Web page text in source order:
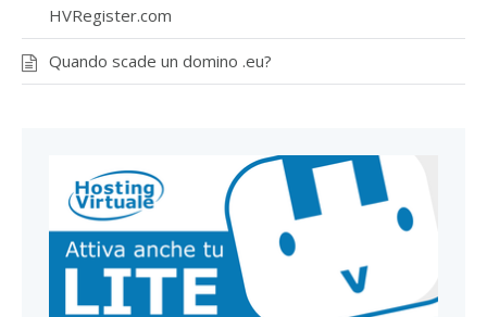
HVRegister.com
Quando scade un domino .eu?